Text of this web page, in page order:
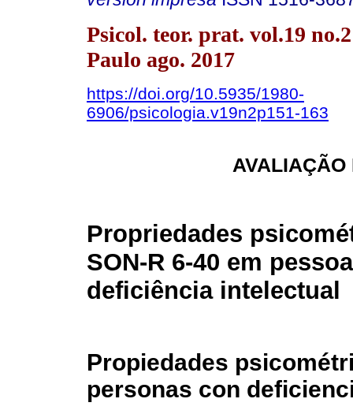
Psicol. teor. prat. vol.19
Paulo ago. 2017
https://doi.org/10.5935/1980-
6906/psicologia.v19n2p151-163
AVALIAÇÃO
Propriedades
SON-R 6-40 em
deficiência intelectual
Propiedades
personas con